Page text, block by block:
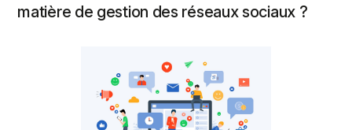
matière de gestion des réseaux sociaux ?